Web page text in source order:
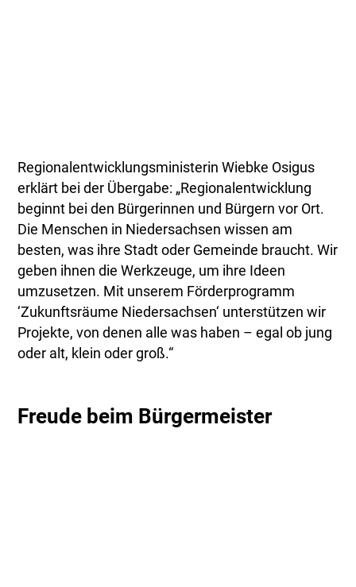
Regionalentwicklungsministerin Wiebke Osigus
erklärt bei der Übergabe: „Regionalentwicklung
beginnt bei den Bürgerinnen und Bürgern vor Ort.
Die Menschen in Niedersachsen wissen am
besten, was ihre Stadt oder Gemeinde braucht. Wir
geben ihnen die Werkzeuge, um ihre Ideen
umzusetzen. Mit unserem Förderprogramm
‘Zukunftsräume Niedersachsen‘ unterstützen wir
Projekte, von denen alle was haben – egal ob jung
oder alt, klein oder groß.“
Freude beim Bürgermeister